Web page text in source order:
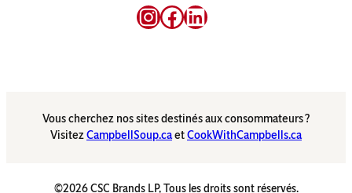
Instagram
Facebook
LinkedIn
Vous cherchez nos sites destinés aux consommateurs ?
VisitezCampbellSoup.caetCookWithCampbells.ca
©2026 CSC Brands LP, Tous les droits sont réservés.